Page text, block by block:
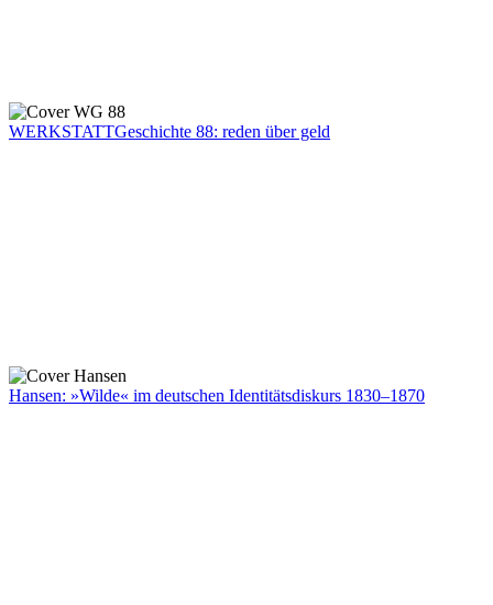
WERKSTATTGeschichte 88: reden über geld
Hansen: »Wilde« im deutschen Identitätsdiskurs 1830–1870